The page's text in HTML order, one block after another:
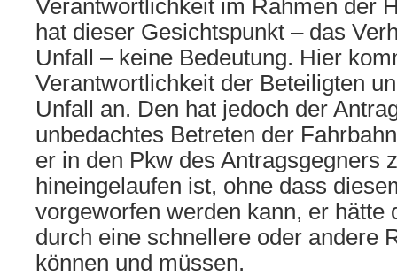
Verantwortlichkeit im Rahmen der
hat dieser Gesichtspunkt – das
Unfall – keine Bedeutung. Hier
Verantwortlichkeit der Beteiligten
Unfall an. Den hat jedoch der
unbedachtes Betreten der
er in den Pkw des Antragsgegners
hineingelaufen ist, ohne dass
vorgeworfen werden kann, er hätte
durch eine schnellere oder andere
können und müssen.